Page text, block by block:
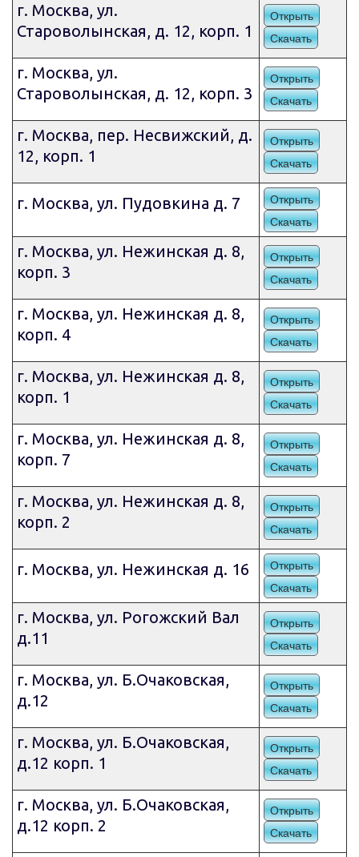
г. Москва, ул.
Староволынская, д. 12, корп. 1
Открыть
Скачать
г. Москва, ул.
Староволынская, д. 12, корп. 3
Открыть
Скачать
г. Москва, пер. Несвижский, д.
12, корп. 1
Открыть
Скачать
г. Москва, ул. Пудовкина д. 7
Открыть
Скачать
г. Москва, ул. Нежинская д. 8,
корп. 3
Открыть
Скачать
г. Москва, ул. Нежинская д. 8,
корп. 4
Открыть
Скачать
г. Москва, ул. Нежинская д. 8,
корп. 1
Открыть
Скачать
г. Москва, ул. Нежинская д. 8,
корп. 7
Открыть
Скачать
г. Москва, ул. Нежинская д. 8,
корп. 2
Открыть
Скачать
г. Москва, ул. Нежинская д. 16
Открыть
Скачать
г. Москва, ул. Рогожский Вал
д.11
Открыть
Скачать
г. Москва, ул. Б.Очаковская,
д.12
Открыть
Скачать
г. Москва, ул. Б.Очаковская,
д.12 корп. 1
Открыть
Скачать
г. Москва, ул. Б.Очаковская,
д.12 корп. 2
Открыть
Скачать